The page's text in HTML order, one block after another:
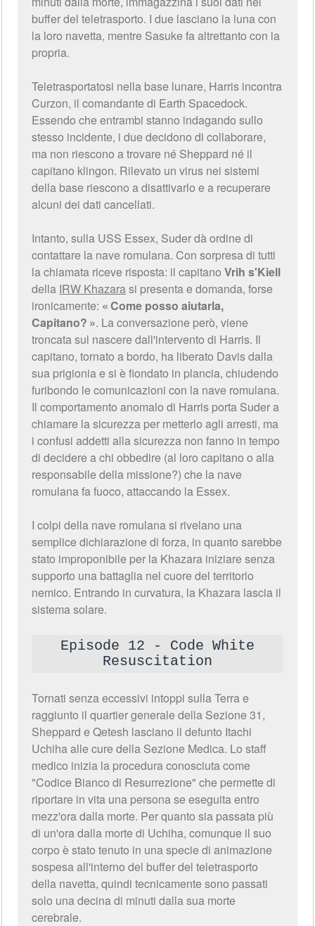
buffer del teletrasporto. I due lasciano la luna con
la loro navetta, mentre Sasuke fa altrettanto con la
propria.
Teletrasportatosi nella base lunare, Harris incontra
Curzon, il comandante di Earth Spacedock.
Essendo che entrambi stanno indagando sullo
stesso incidente, i due decidono di collaborare,
ma non riescono a trovare né Sheppard né il
capitano klingon. Rilevato un virus nei sistemi
della base riescono a disattivarlo e a recuperare
alcuni dei dati cancellati.
Intanto, sulla USS Essex, Suder dà ordine di
contattare la nave romulana. Con sorpresa di tutti
la chiamata riceve risposta: il capitanoVrih s'Kiell
della IRW Khazarasi presenta e domanda, forse
ironicamente:
Come posso aiutarla,
Capitano?
. La conversazione però, viene
troncata sul nascere dall'intervento di Harris. Il
capitano, tornato a bordo, ha liberato Davis dalla
sua prigionia e si è fiondato in plancia, chiudendo
furibondo le comunicazioni con la nave romulana.
Il comportamento anomalo di Harris porta Suder a
chiamare la sicurezza per metterlo agli arresti, ma
i confusi addetti alla sicurezza non fanno in tempo
di decidere a chi obbedire (al loro capitano o alla
responsabile della missione?) che la nave
romulana fa fuoco, attaccando la Essex.
I colpi della nave romulana si rivelano una
semplice dichiarazione di forza, in quanto sarebbe
stato improponibile per la Khazara iniziare senza
supporto una battaglia nel cuore del territorio
nemico. Entrando in curvatura, la Khazara lascia il
sistema solare.
Episode 12 - Code White
Resuscitation
Tornati senza eccessivi intoppi sulla Terra e
raggiunto il quartier generale della Sezione 31,
Sheppard e Qetesh lasciano il defunto Itachi
Uchiha alle cure della Sezione Medica. Lo staff
medico inizia la procedura conosciuta come
"Codice Bianco di Resurrezione" che permette di
riportare in vita una persona se eseguita entro
mezz'ora dalla morte. Per quanto sia passata più
di un'ora dalla morte di Uchiha, comunque il suo
corpo è stato tenuto in una specie di animazione
sospesa all'interno del buffer del teletrasporto
della navetta, quindi tecnicamente sono passati
solo una decina di minuti dalla sua morte
cerebrale.